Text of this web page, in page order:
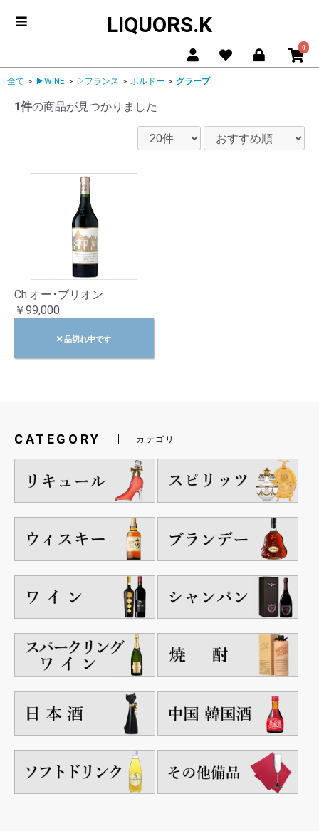
LIQUORS.K
0
全て ＞ ▶WINE ＞ ▷フランス ＞ ボルドー ＞ グラーブ
1件の商品が見つかりました
Ch.オー･ブリオン
￥99,000
品切れ中です
CATEGORY カテゴリ